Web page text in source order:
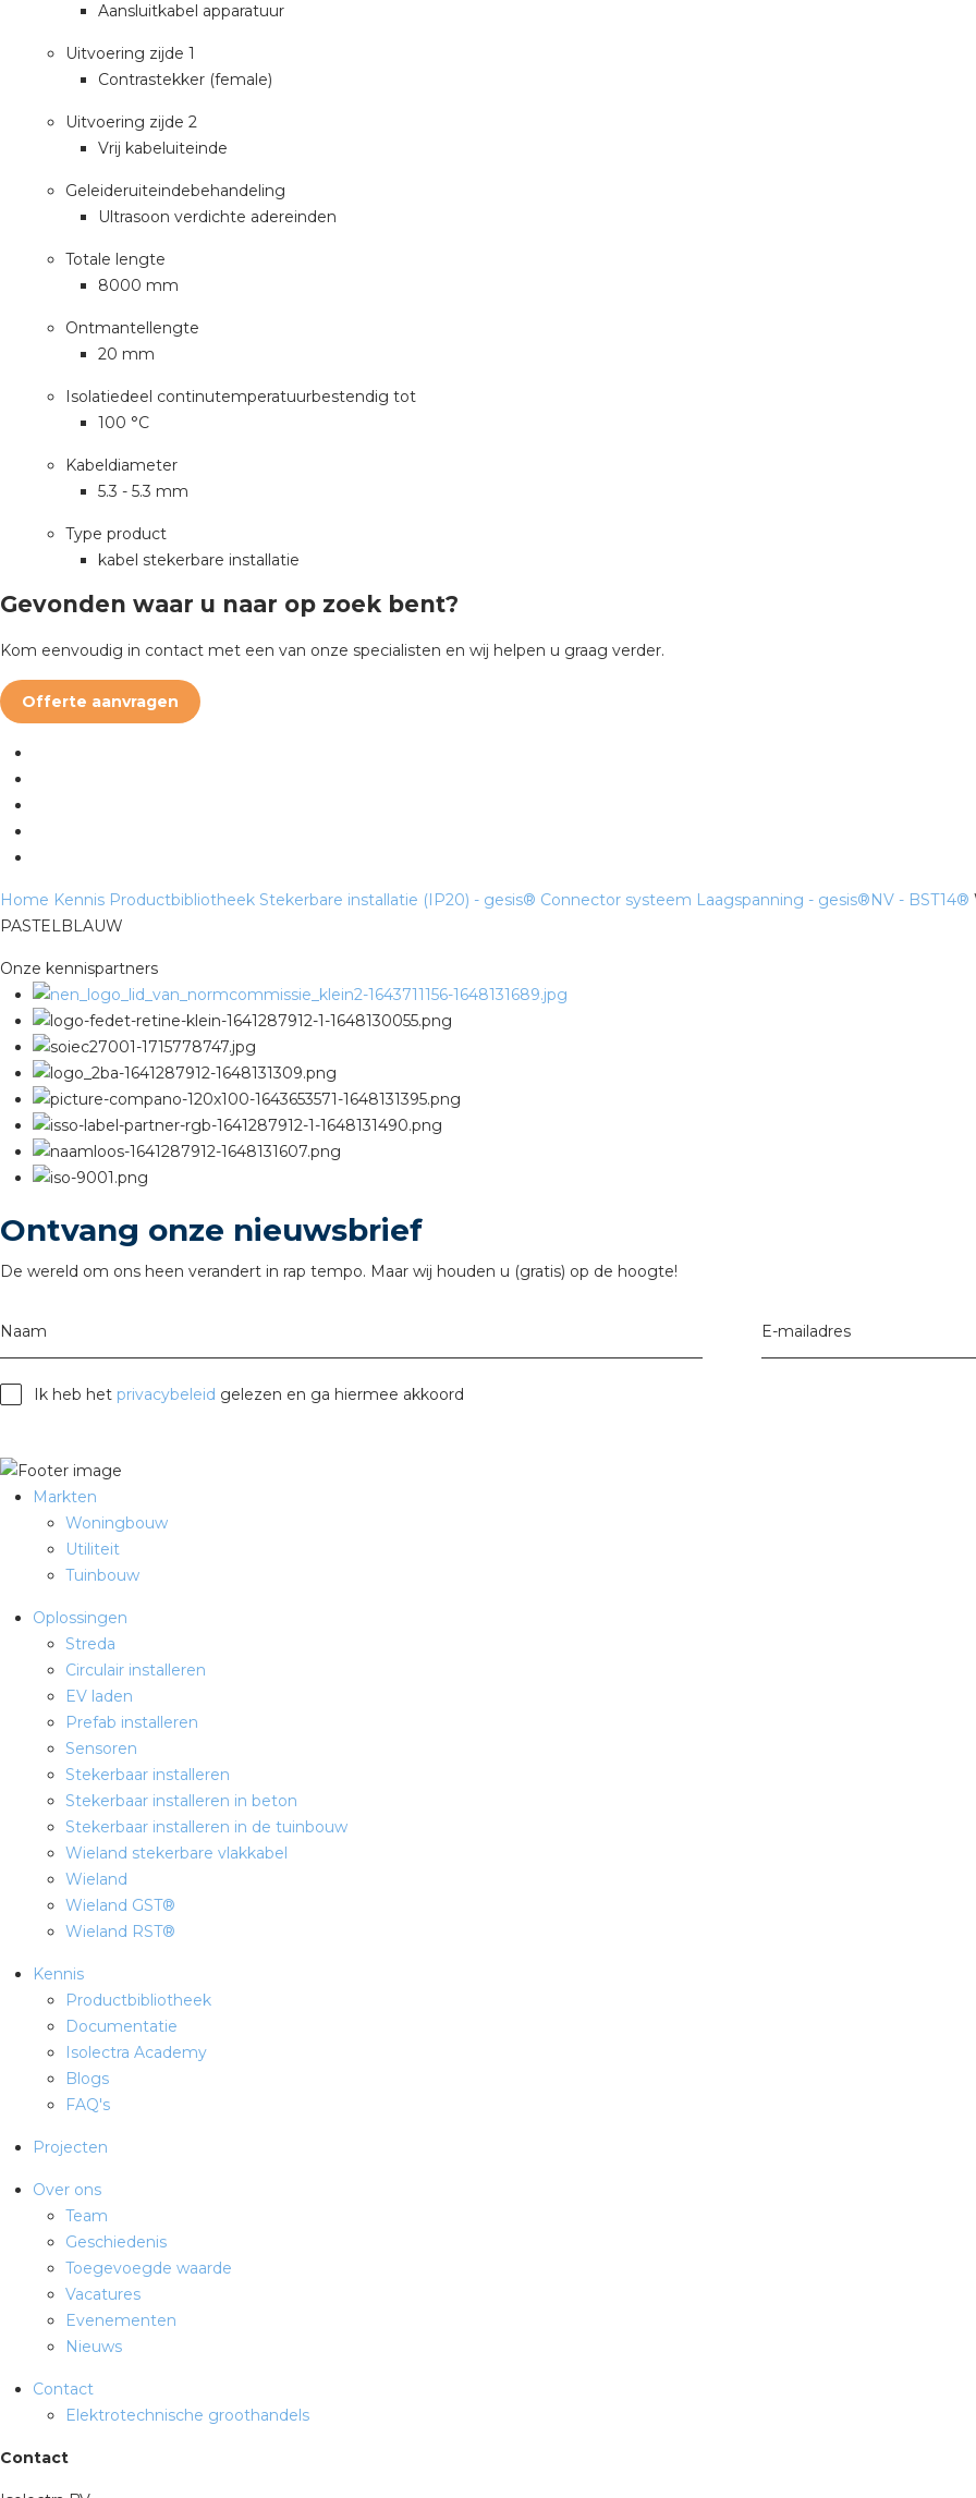
Aansluitkabel apparatuur
Uitvoering zijde 1
Contrastekker (female)
Uitvoering zijde 2
Vrij kabeluiteinde
Geleideruiteindebehandeling
Ultrasoon verdichte adereinden
Totale lengte
8000 mm
Ontmantellengte
20 mm
Isolatiedeel continutemperatuurbestendig tot
100 °C
Kabeldiameter
5.3 - 5.3 mm
Type product
kabel stekerbare installatie
Gevonden waar u naar op zoek bent?
Kom eenvoudig in contact met een van onze specialisten en wij helpen u graag verder.
Offerte aanvragen
Home Kennis Productbibliotheek Stekerbare installatie (IP20) - gesis® Connector systeem Laagspanning - gesis®NV - BST14®
PASTELBLAUW
Onze kennispartners
Ontvang onze nieuwsbrief
De wereld om ons heen verandert in rap tempo. Maar wij houden u (gratis) op de hoogte!
Naam E-mailadres
Ik heb het privacybeleid gelezen en ga hiermee akkoord
Markten
Woningbouw
Utiliteit
Tuinbouw
Oplossingen
Streda
Circulair installeren
EV laden
Prefab installeren
Sensoren
Stekerbaar installeren
Stekerbaar installeren in beton
Stekerbaar installeren in de tuinbouw
Wieland stekerbare vlakkabel
Wieland
Wieland GST®
Wieland RST®
Kennis
Productbibliotheek
Documentatie
Isolectra Academy
Blogs
FAQ's
Projecten
Over ons
Team
Geschiedenis
Toegevoegde waarde
Vacatures
Evenementen
Nieuws
Contact
Elektrotechnische groothandels
Contact